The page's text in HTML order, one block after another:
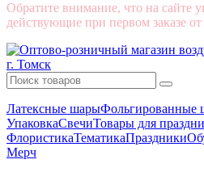
Обратите внимание, что на сайте
действующие при первом заказе
Латексные шарыФольгированные
УпаковкаСвечиТовары для
ФлористикаТематикаПраздники
Мерч